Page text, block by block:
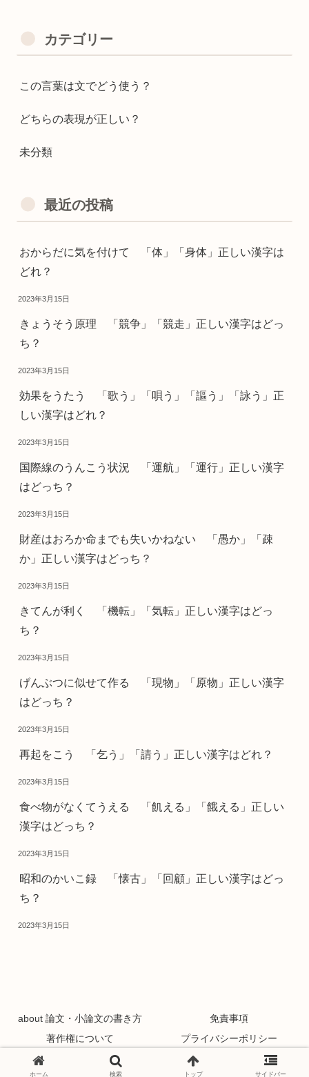
カテゴリー
この言葉は文でどう使う？
どちらの表現が正しい？
未分類
最近の投稿
おからだに気を付けて 「体」「身体」正しい漢字は
どれ？
2023年3月15日
きょうそう原理 「競争」「競走」正しい漢字はどっ
ち？
2023年3月15日
効果をうたう 「歌う」「唄う」「謳う」「詠う」正
しい漢字はどれ？
2023年3月15日
国際線のうんこう状況 「運航」「運行」正しい漢字
はどっち？
2023年3月15日
財産はおろか命までも失いかねない 「愚か」「疎
か」正しい漢字はどっち？
2023年3月15日
きてんが利く 「機転」「気転」正しい漢字はどっ
ち？
2023年3月15日
げんぶつに似せて作る 「現物」「原物」正しい漢字
はどっち？
2023年3月15日
再起をこう 「乞う」「請う」正しい漢字はどれ？
2023年3月15日
食べ物がなくてうえる 「飢える」「餓える」正しい
漢字はどっち？
2023年3月15日
昭和のかいこ録 「懐古」「回顧」正しい漢字はどっ
ち？
2023年3月15日
about 論文・小論文の書き方
免責事項
著作権について
プライバシーポリシー
Copyright © 2021 論文・小論文の書き方 All Rights Reserved.
ホーム 検索 トップ サイドバー